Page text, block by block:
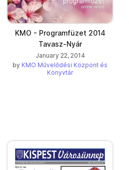
KMO - Programfüzet 2014
Tavasz-Nyár
January 22, 2014
by KMO Művelődési Központ és
Könyvtár